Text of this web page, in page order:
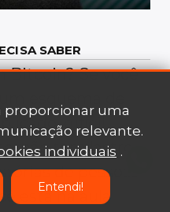
SABER
Bitcoin? Se você
esquema de
difícil,
não tem lastro e
de pessoas
está na aula
proporcionar uma
relevante.
individuais .
Entendi!